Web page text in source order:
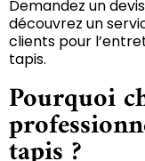
Demandez un
découvrez un
clients pour
tapis.
Pourquoi